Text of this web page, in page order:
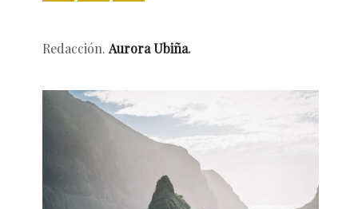
Redacción. Aurora Ubiña.